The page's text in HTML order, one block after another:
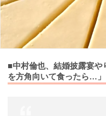
■中村倫也、結婚披露宴や
を方角向いて食ったら…」